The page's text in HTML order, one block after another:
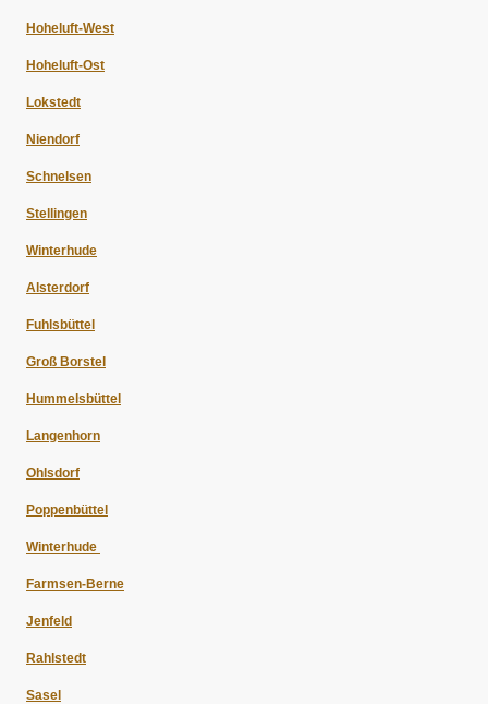
Hoheluft-West
Hoheluft-Ost
Lokstedt
Niendorf
Schnelsen
Stellingen
Winterhude
Alsterdorf
Fuhlsbüttel
Groß Borstel
Hummelsbüttel
Langenhorn
Ohlsdorf
Poppenbüttel
Winterhude
Farmsen-Berne
Jenfeld
Rahlstedt
Sasel